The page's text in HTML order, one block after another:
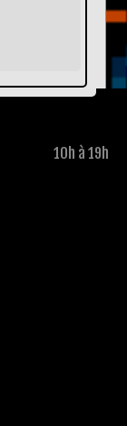
10h à 19h